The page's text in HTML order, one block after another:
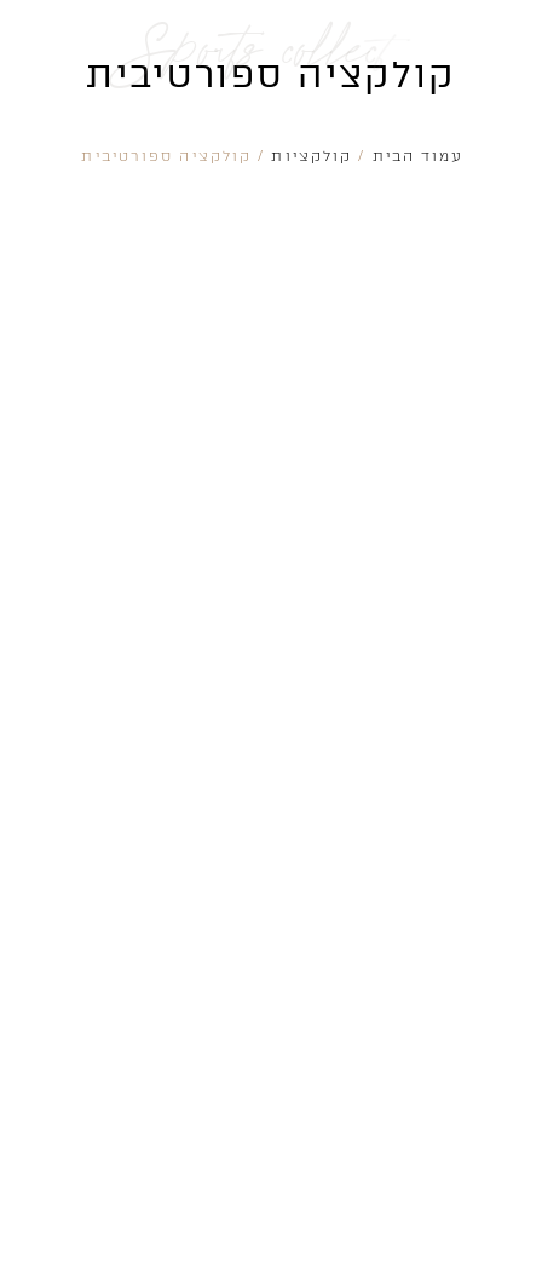
קולקציה ספורטיבית
Sports ollection
עמוד הבית / קולקציות/ קולקציה ספורטיבית